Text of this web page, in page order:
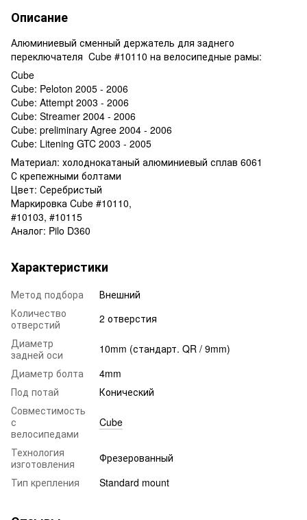
Описание
Алюминиевый сменный держатель для заднего
переключателя Cube #10110 на велосипедные рамы:
Cube
Cube: Peloton 2005 - 2006
Cube: Attempt 2003 - 2006
Cube: Streamer 2004 - 2006
Cube: preliminary Agree 2004 - 2006
Cube: Litening GTC 2003 - 2005
Материал: холоднокатаный алюминиевый сплав 6061
С крепежными болтами
Цвет: Серебристый
Маркировка Cube #10110,
#10103, #10115
Аналог: Pilo D360
Характеристики
Метод подбора
Внешний
Количество
отверстий
2 отверстия
Диаметр
задней оси
10mm (стандарт. QR / 9mm)
Диаметр болта
4mm
Под потай
Конический
Совместимость
с
велосипедами
Cube
Технология
изготовления
Фрезерованный
Тип крепления
Standard mount